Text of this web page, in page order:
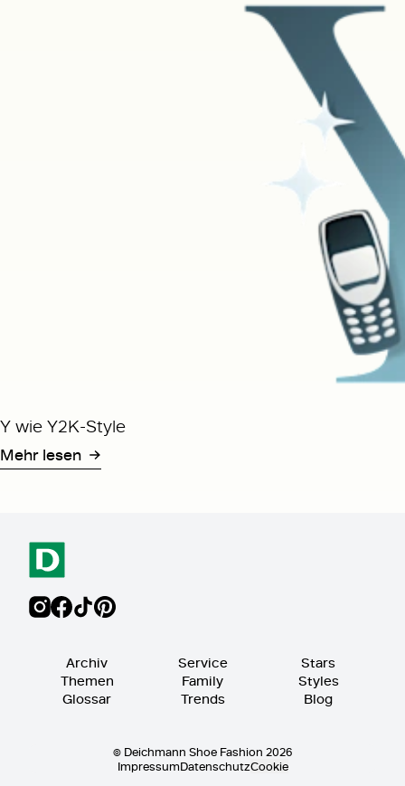
Y wie Y2K-Style
Mehr lesen
Archiv
Themen
Glossar
Service
Family
Trends
Stars
Styles
Blog
© Deichmann Shoe Fashion 2026
ImpressumDatenschutzCookie